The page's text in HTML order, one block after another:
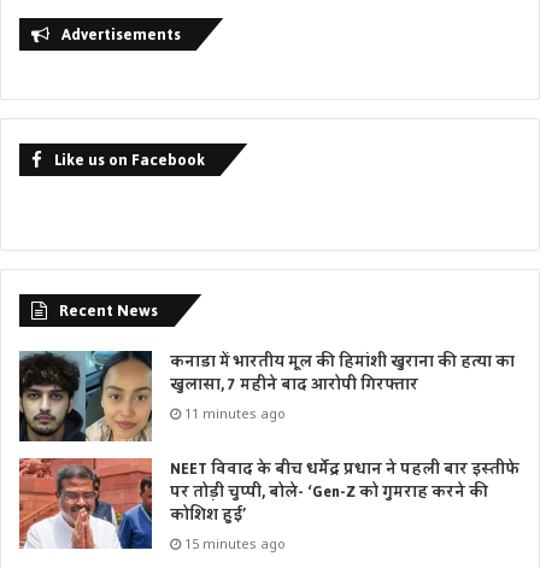
Advertisements
Like us on Facebook
Recent News
कनाडा में भारतीय मूल की हिमांशी खुराना की हत्या का
खुलासा, 7 महीने बाद आरोपी गिरफ्तार
11 minutes ago
NEET विवाद के बीच धर्मेंद्र प्रधान ने पहली बार इस्तीफे
पर तोड़ी चुप्पी, बोले- ‘Gen-Z को गुमराह करने की
कोशिश हुई’
15 minutes ago